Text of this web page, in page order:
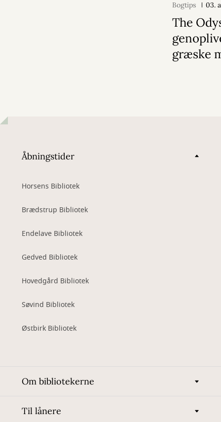
Bogtips 03.
The
græske
Åbningstider
Horsens Bibliotek
Brædstrup Bibliotek
Endelave Bibliotek
Gedved Bibliotek
Hovedgård Bibliotek
Søvind Bibliotek
Østbirk Bibliotek
Om bibliotekerne
Til lånere